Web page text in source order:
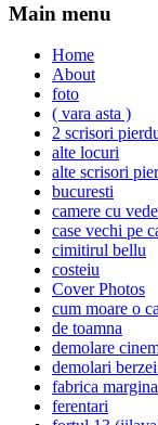
Main menu
Home
About
foto
( vara asta )
2 scrisori
alte locuri
alte scrisori
bucuresti
camere cu
case vechi pe
cimitirul bellu
costeiu
Cover Photos
cum moare o
de toamna
demolare
demolari
fabrica margina
ferentari